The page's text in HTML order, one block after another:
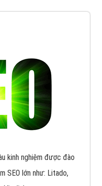
kinh nghiệm được đào
SEO lớn như: Litado,